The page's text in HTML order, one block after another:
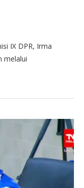
IX DPR, Irma
melalui